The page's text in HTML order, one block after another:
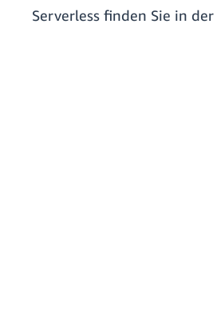
Serverless finden Sie in der